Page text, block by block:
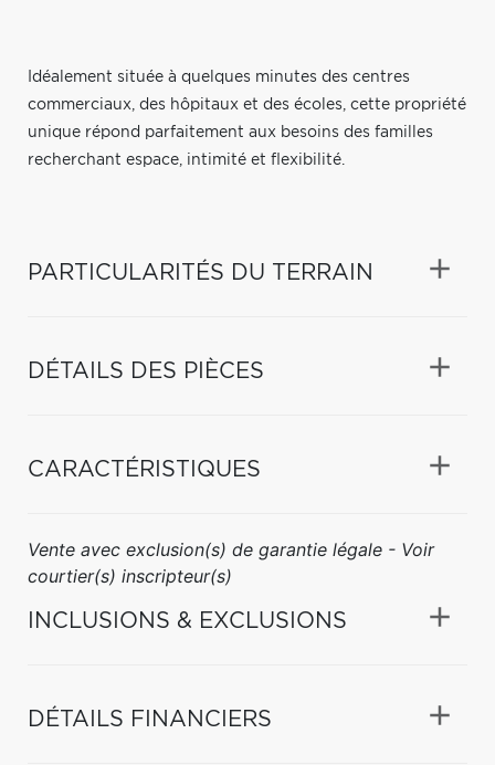
Idéalement située à quelques minutes des centres
commerciaux, des hôpitaux et des écoles, cette propriété
unique répond parfaitement aux besoins des familles
recherchant espace, intimité et flexibilité.
PARTICULARITÉS DU TERRAIN
DÉTAILS DES PIÈCES
CARACTÉRISTIQUES
Vente avec exclusion(s) de garantie légale - Voir
courtier(s) inscripteur(s)
INCLUSIONS & EXCLUSIONS
DÉTAILS FINANCIERS